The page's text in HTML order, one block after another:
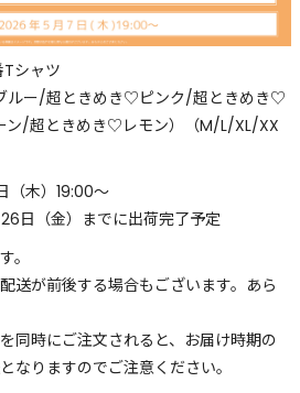
シャツ
ルー/超ときめき♡ピンク/超ときめき♡
ン/超ときめき♡レモン）（M/L/XL/XX
木）19:00～
日（金）までに出荷完了予定
。
送が前後する場合もございます。あら
同時にご注文されると、お届け時期の
なりますのでご注意ください。